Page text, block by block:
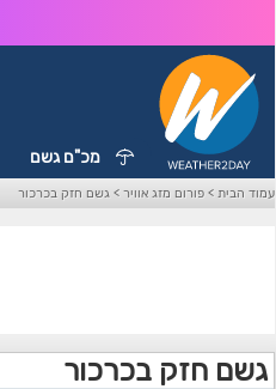
מכ"ם גשם
עמוד הבית >פורום מזג אוויר >גשם חזק בכרכור
גשם חזק בכרכור